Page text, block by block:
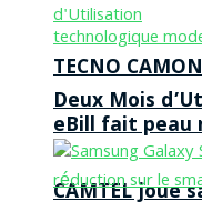
eBill fait peau
CAMTEL joue
TECNO
Deux Mois